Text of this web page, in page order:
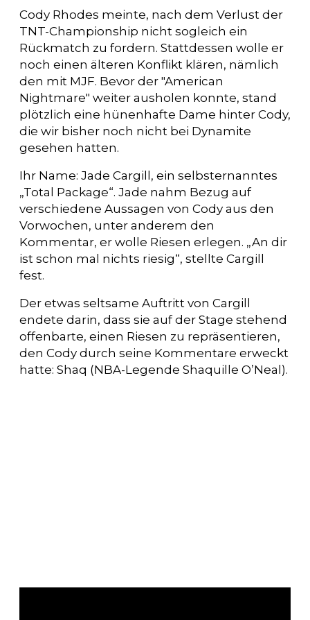
Cody Rhodes meinte, nach dem Verlust der
TNT-Championship nicht sogleich ein
Rückmatch zu fordern. Stattdessen wolle er
noch einen älteren Konflikt klären, nämlich
den mit MJF. Bevor der "American
Nightmare" weiter ausholen konnte, stand
plötzlich eine hünenhafte Dame hinter Cody,
die wir bisher noch nicht bei Dynamite
gesehen hatten.
Ihr Name: Jade Cargill, ein selbsternanntes
„Total Package“. Jade nahm Bezug auf
verschiedene Aussagen von Cody aus den
Vorwochen, unter anderem den
Kommentar, er wolle Riesen erlegen. „An dir
ist schon mal nichts riesig“, stellte Cargill
fest.
Der etwas seltsame Auftritt von Cargill
endete darin, dass sie auf der Stage stehend
offenbarte, einen Riesen zu repräsentieren,
den Cody durch seine Kommentare erweckt
hatte: Shaq (NBA-Legende Shaquille O’Neal).